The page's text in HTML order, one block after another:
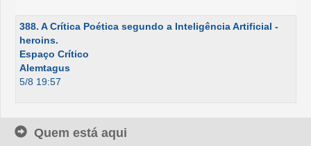
388. A Crítica Poética segundo a Inteligência Artificial -
heroins.
Espaço Crítico
Alemtagus
5/8 19:57
Quem está aqui